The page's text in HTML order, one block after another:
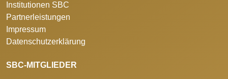
Institutionen SBC
Partnerleistungen
Impressum
Datenschutzerklärung
SBC-MITGLIEDER